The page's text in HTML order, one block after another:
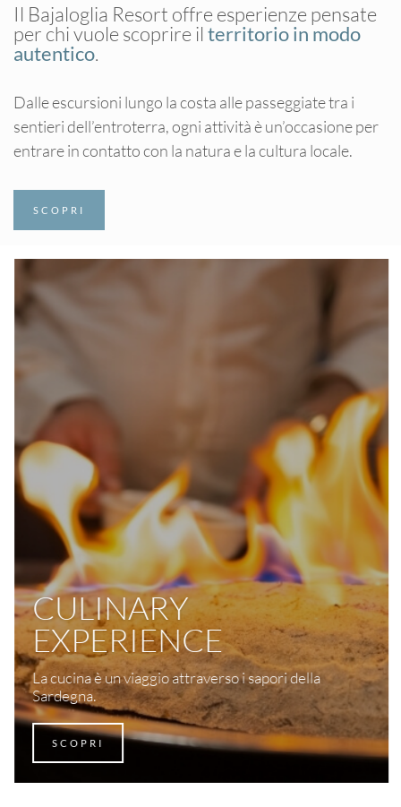
Il Bajaloglia Resort offre esperienze pensate
per chi vuole scoprire ilterritorio in modo
autentico.
Dalle escursioni lungo la costa alle passeggiate tra i
sentieri dell’entroterra, ogni attività è un’occasione per
entrare in contatto con la natura e la cultura locale.
SCOPRI
CULINARY
EXPERIENCE
La cucina è un viaggio attraverso i sapori della
Sardegna.
SCOPRI